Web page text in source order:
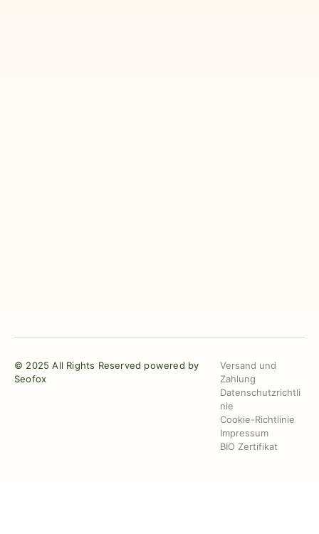
© 2025 All Rights Reserved powered by
Seofox
Versand und
Zahlung
Datenschutzrichtli
nie
Cookie-Richtlinie
Impressum
BIO Zertifikat